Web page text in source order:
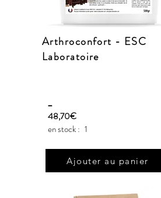
Arthroconfort - ESC
Laboratoire
_
48,70€
en stock : 1
Ajouter au panier